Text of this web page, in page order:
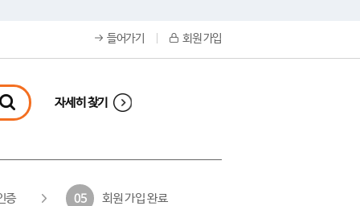
들어가기 회원 가입
자세히 찾기
증 05 회원 가입 완료